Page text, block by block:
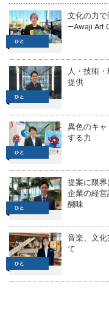
文化の力
—Awaji Art
人・技術
提供
異色のキ
する力
提案に限界
企業の経営
醐味
音楽、文
て